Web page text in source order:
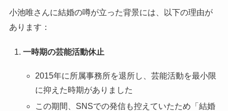
小池唯さんに結婚の噂が立った背景には、以下の理由が
あります：
一時期の芸能活動休止
2015年に所属事務所を退所し、芸能活動を最小限
に抑えた時期がありました
この期間、SNSでの発信も控えていたため「結婚